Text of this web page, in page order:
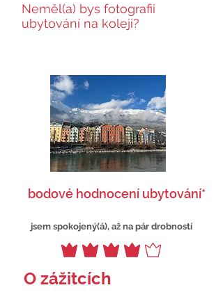
Neměl(a) bys fotografii
ubytování na koleji?
bodové hodnocení ubytování*
jsem spokojený(á), až na pár drobností
O zážitcích